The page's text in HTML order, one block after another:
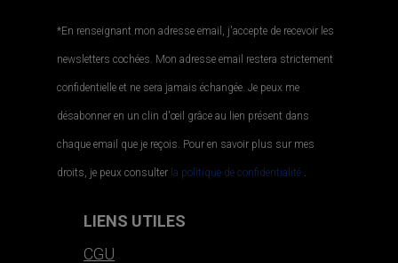
*En renseignant mon adresse email, j'accepte de recevoir les
newsletters cochées. Mon adresse email restera strictement
confidentielle et ne sera jamais échangée. Je peux me
désabonner en un clin d'œil grâce au lien présent dans
chaque email que je reçois. Pour en savoir plus sur mes
droits, je peux consulter la politique de confidentialité..
LIENS UTILES
CGU